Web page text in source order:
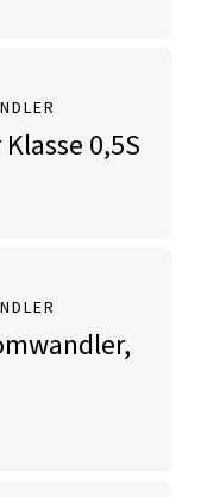
0,5S